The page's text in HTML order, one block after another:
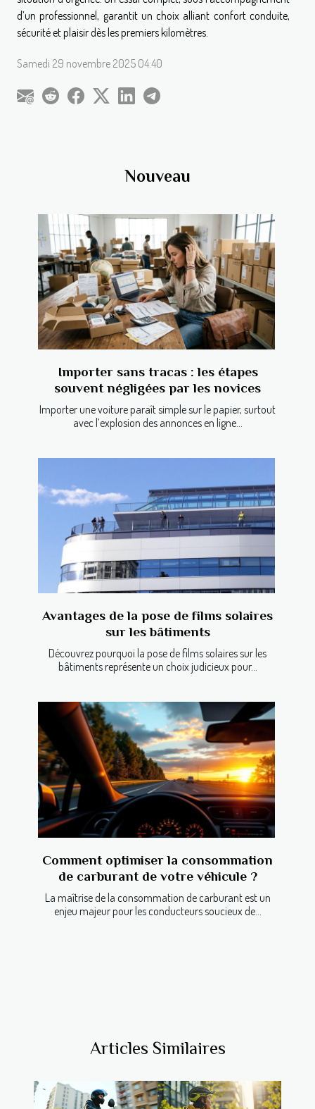
d’un professionnel, garantit un choix alliant confort conduite,
sécurité et plaisir dès les premiers kilomètres.
Samedi 29 novembre 2025 04:40
Nouveau
Importer sans tracas : les étapes
souvent négligées par les novices
Importer une voiture paraît simple sur le papier, surtout
avec l’explosion des annonces en ligne...
Avantages de la pose de films solaires
sur les bâtiments
Découvrez pourquoi la pose de films solaires sur les
bâtiments représente un choix judicieux pour...
Comment optimiser la consommation
de carburant de votre véhicule ?
La maîtrise de la consommation de carburant est un
enjeu majeur pour les conducteurs soucieux de...
Articles Similaires